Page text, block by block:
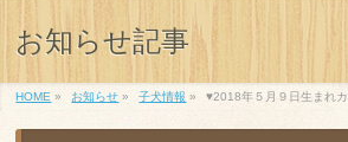
お知らせ記事
HOME » お知らせ » 子犬情報 » ♥2018年５月９日生まれ